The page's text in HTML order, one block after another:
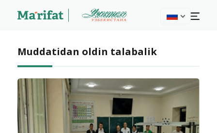
Muddatidan oldin talabalik